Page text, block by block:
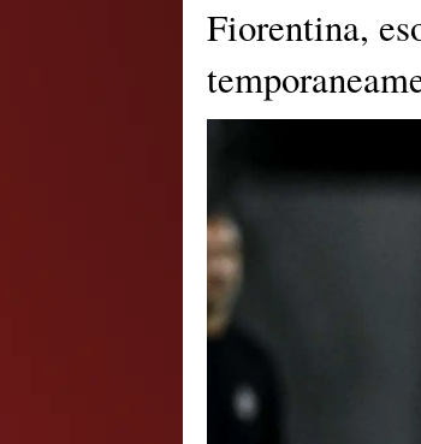
Fiorentina,